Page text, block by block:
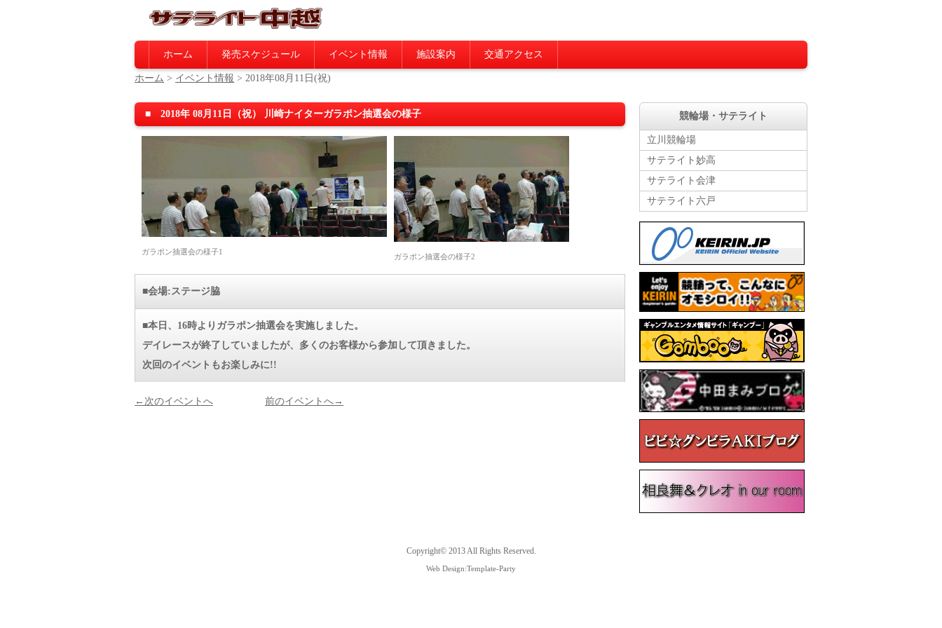
ホーム 発売スケジュール イベント情報 施設案内 交通アクセス
ホーム > イベント情報 > 2018年08月11日(祝)
■ 2018年 08月11日（祝） 川崎ナイターガラポン抽選会の様子
ガラポン抽選会の様子1
ガラポン抽選会の様子2
■会場:ステージ脇
■本日、16時よりガラポン抽選会を実施しました。
デイレースが終了していましたが、多くのお客様から参加して頂きました。
次回のイベントもお楽しみに!!
←次のイベントへ 前のイベントへ→
競輪場・サテライト
立川競輪場
サテライト妙高
サテライト会津
サテライト六戸
Copyright© 2013 All Rights Reserved.
Web Design:Template-Party